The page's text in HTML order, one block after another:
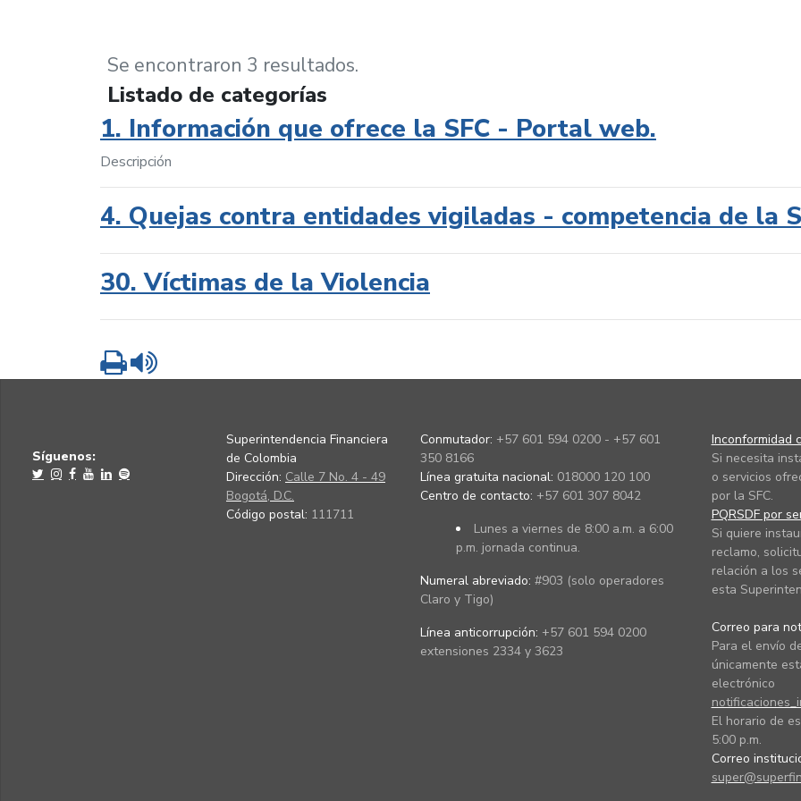
Se encontraron 3 resultados.
Listado de categorías
1. Información que ofrece la SFC - Portal web.
Descripción
4. Quejas contra entidades vigiladas - competencia de la
30. Víctimas de la Violencia
Imprimir
Síguenos:
Superintendencia Financiera
de Colombia
Dirección: Calle 7 No. 4 - 49
Bogotá, D.C.
Código postal: 111711
Conmutador: +57 601 594 0200 - +57 601
350 8166
Línea gratuita nacional: 018000 120 100
Centro de contacto: +57 601 307 8042
Lunes a viernes de 8:00 a.m. a 6:00
p.m. jornada continua.
Numeral abreviado: #903 (solo operadores
Claro y Tigo)
Línea anticorrupción: +57 601 594 0200
extensiones 2334 y 3623
Inconformidad
Si necesita
o servicios
por la SFC.
PQRSDF por
Si quiere
reclamo,
relación a los
esta
Correo para
Para el envío
únicamente
electrónico
El horario de
5:00 p.m.
Correo